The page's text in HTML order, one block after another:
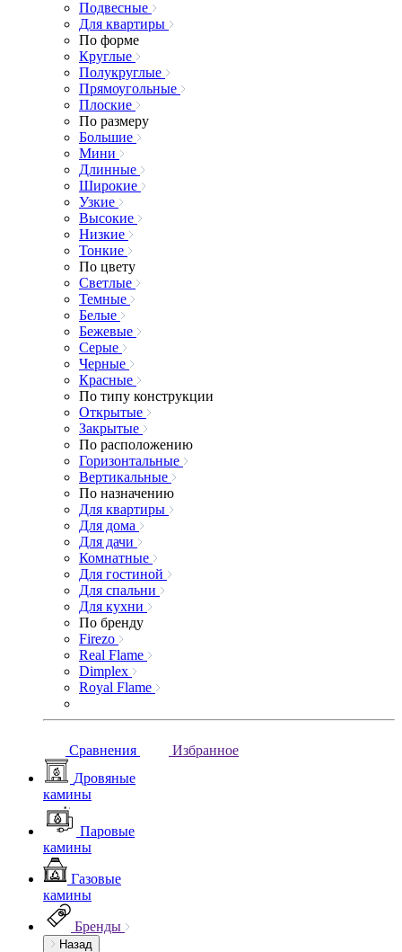
Подвесные
Для квартиры
По форме
Круглые
Полукруглые
Прямоугольные
Плоские
По размеру
Большие
Мини
Длинные
Широкие
Узкие
Высокие
Низкие
Тонкие
По цвету
Светлые
Темные
Белые
Бежевые
Серые
Черные
Красные
По типу конструкции
Открытые
Закрытые
По расположению
Горизонтальные
Вертикальные
По назначению
Для квартиры
Для дома
Для дачи
Комнатные
Для гостиной
Для спальни
Для кухни
По бренду
Firezo
Real Flame
Dimplex
Royal Flame
Сравнения
Избранное
Дровяные
камины
Паровые
камины
Газовые
камины
Бренды
Назад